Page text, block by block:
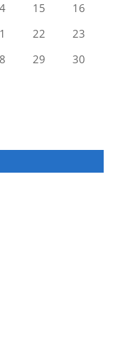
15
16
22
23
29
30